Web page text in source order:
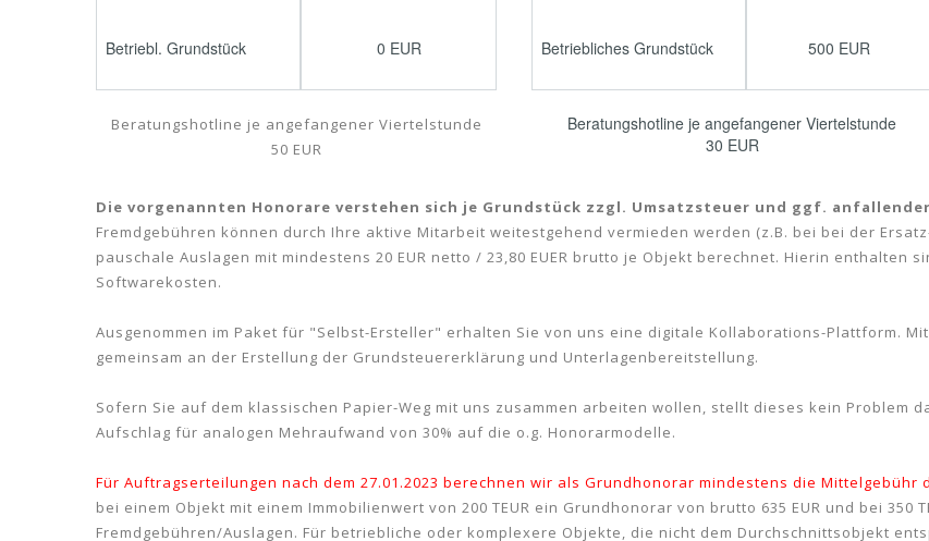
Betriebl. Grundstück 0 EUR
Beratungshotline je angefangener Viertelstunde
50 EUR
Betriebliches Grundstück 500 EUR
Beratungshotline je angefangener Viertelstunde
30 EUR
Die vorgenannten Honorare verstehen sich je Grundstück zzgl. Umsatzsteuer und ggf.
Fremdgebühren können durch Ihre aktive Mitarbeit weitestgehend vermieden werden (z.B. bei bei der
pauschale Auslagen mit mindestens 20 EUR netto / 23,80 EUER brutto je Objekt berechnet. Hierin enthalten
Softwarekosten.
Ausgenommen im Paket für "Selbst-Ersteller" erhalten Sie von uns eine digitale Kollaborations-Plattform.
gemeinsam an der Erstellung der Grundsteuererklärung und Unterlagenbereitstellung.
Sofern Sie auf dem klassischen Papier-Weg mit uns zusammen arbeiten wollen, stellt dieses kein Problem
Aufschlag für analogen Mehraufwand von 30% auf die o.g. Honorarmodelle.
Für Auftragserteilungen nach dem 27.01.2023 berechnen wir als Grundhonorar mindestens die
bei einem Objekt mit einem Immobilienwert von 200 TEUR ein Grundhonorar von brutto 635 EUR und bei 350
Fremdgebühren/Auslagen. Für betriebliche oder komplexere Objekte, die nicht dem Durchschnittsobjekt